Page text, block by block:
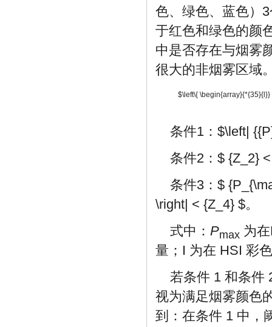
色、绿色、蓝色）
于红色和绿色的颜
中是否存在与烟雾
很大的非烟雾区域
$\left\{ \begin{array}{*{35}{l}}
条件1： $\left|
条件2： $ {Z_2}
条件3： $
\right| < {Z_4} $。
式中： Pmax 为
量；I 为在 HSI 彩
若条件 1 和条件
视为满足烟雾颜色
到：在条件 1 中，